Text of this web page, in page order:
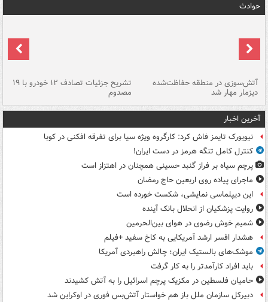
حوادث
آتش‌سوزی در منطقه حفاظت‌شده
دیزمار مهار شد
تشریح جزئیات تصادف ۱۲ خودرو با ۱۹
مصدوم
آخرین اخبار
نیویورک تایمز فاش کرد: کارگروه ویژه سیا برای تفرقه افکنی در کوبا
کنترل کامل تنگه هرمز در دست ایران!
پرچم سیاه بر فراز گنبد حسینی همچنان در اهتزاز است
ماجرای پیاده روی اربعین حاج رمضان
این دیپلماسی نمایشی، شکست خورده است
روایت پزشکیان از انحلال بانک آینده
شمیم خوش رضوی در هوای بین‌الحرمین
هشدار افسر ارشد آمریکایی به کاخ سفید +فیلم
موشک‌های بالستیک ایران؛ چالش راهبردی آمریکا
باید افراد کارآمدتر را به کار گرفت
حامیان فلسطین در مکزیک پرچم اسرائیل را به آتش کشیدند
دبیرکل سازمان ملل باز هم خواستار آتش‌بس فوری در اوکراین شد